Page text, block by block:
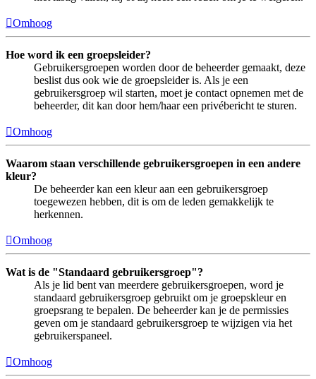
Omhoog
Hoe word ik een groepsleider?
Gebruikersgroepen worden door de beheerder gemaakt, deze
beslist dus ook wie de groepsleider is. Als je een
gebruikersgroep wil starten, moet je contact opnemen met de
beheerder, dit kan door hem/haar een privébericht te sturen.
Omhoog
Waarom staan verschillende gebruikersgroepen in een andere
kleur?
De beheerder kan een kleur aan een gebruikersgroep
toegewezen hebben, dit is om de leden gemakkelijk te
herkennen.
Omhoog
Wat is de "Standaard gebruikersgroep"?
Als je lid bent van meerdere gebruikersgroepen, word je
standaard gebruikersgroep gebruikt om je groepskleur en
groepsrang te bepalen. De beheerder kan je de permissies
geven om je standaard gebruikersgroep te wijzigen via het
gebruikerspaneel.
Omhoog